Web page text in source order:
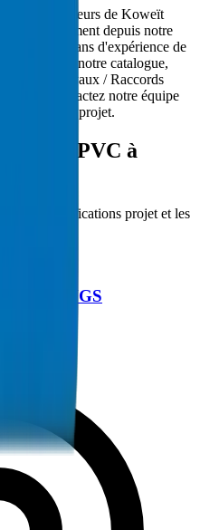
entrepreneurs de Koweït
directement depuis notre
plus de 30 ans d'expérience de
dans notre catalogue,
de Tuyaux / Raccords
Contactez notre équipe
à votre projet.
Gaine PVC à
les spécifications projet et les
/ FITTINGS